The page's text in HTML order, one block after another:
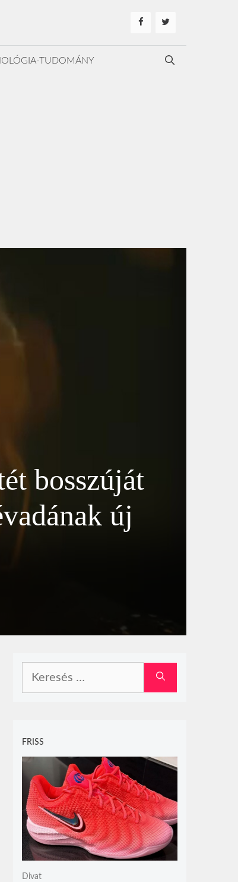
TUDOMÁNY
bosszúját
új
FRISS
Divat